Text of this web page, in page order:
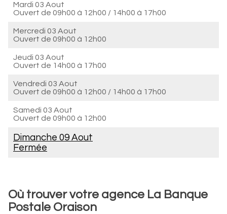
Mardi 03 Aout
Ouvert de 09h00 à 12h00 / 14h00 à 17h00
Mercredi 03 Aout
Ouvert de 09h00 à 12h00
Jeudi 03 Aout
Ouvert de 14h00 à 17h00
Vendredi 03 Aout
Ouvert de 09h00 à 12h00 / 14h00 à 17h00
Samedi 03 Aout
Ouvert de 09h00 à 12h00
Dimanche 09 Aout
Fermée
Où trouver votre agence La Banque
Postale Oraison